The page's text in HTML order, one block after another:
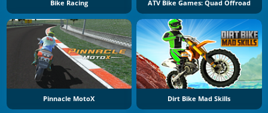
Bike Racing ATV Bike Games: Quad Offroad
Pinnacle MotoX Dirt Bike Mad Skills